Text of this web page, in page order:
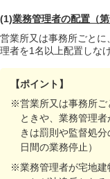
(1)業務管理者の配置（第
営業所又は事務所ごと
理者を1名以上配置しな
【ポイント】
※営業所又は事務所ご
ときや、業務管理
きは罰則や監督処
日間の業務停止）
※業務管理者が宅地建